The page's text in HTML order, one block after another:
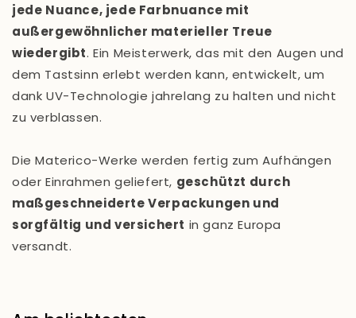
jede Nuance, jede Farbnuance mit
außergewöhnlicher materieller Treue
wiedergibt. Ein Meisterwerk, das mit den Augen und
dem Tastsinn erlebt werden kann, entwickelt, um
dank UV-Technologie jahrelang zu halten und nicht
zu verblassen.
Die Materico-Werke werden fertig zum Aufhängen
oder Einrahmen geliefert, geschützt durch
maßgeschneiderte Verpackungen und
sorgfältig und versichert in ganz Europa
versandt.